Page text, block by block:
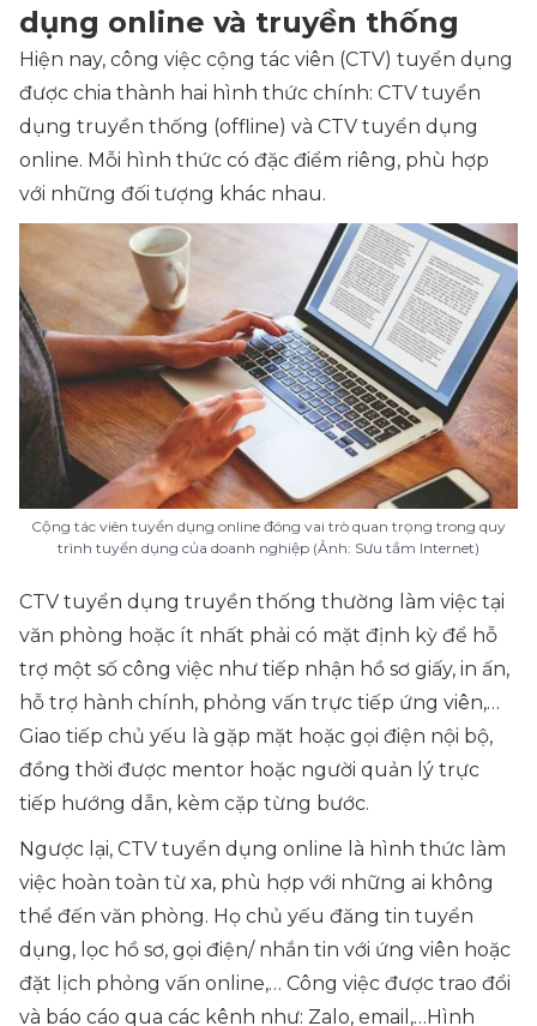
dụng online và truyền thống
Hiện nay, công việc cộng tác viên (CTV) tuyển dụng
được chia thành hai hình thức chính: CTV tuyển
dụng truyền thống (offline) và CTV tuyển dụng
online. Mỗi hình thức có đặc điểm riêng, phù hợp
với những đối tượng khác nhau.
Cộng tác viên tuyển dụng online đóng vai trò quan trọng trong quy
trình tuyển dụng của doanh nghiệp (Ảnh: Sưu tầm Internet)
CTV tuyển dụng truyền thống thường làm việc tại
văn phòng hoặc ít nhất phải có mặt định kỳ để hỗ
trợ một số công việc như tiếp nhận hồ sơ giấy, in ấn,
hỗ trợ hành chính, phỏng vấn trực tiếp ứng viên,…
Giao tiếp chủ yếu là gặp mặt hoặc gọi điện nội bộ,
đồng thời được mentor hoặc người quản lý trực
tiếp hướng dẫn, kèm cặp từng bước.
Ngược lại, CTV tuyển dụng online là hình thức làm
việc hoàn toàn từ xa, phù hợp với những ai không
thể đến văn phòng. Họ chủ yếu đăng tin tuyển
dụng, lọc hồ sơ, gọi điện/ nhắn tin với ứng viên hoặc
đặt lịch phỏng vấn online,… Công việc được trao đổi
và báo cáo qua các kênh như: Zalo, email,…Hình